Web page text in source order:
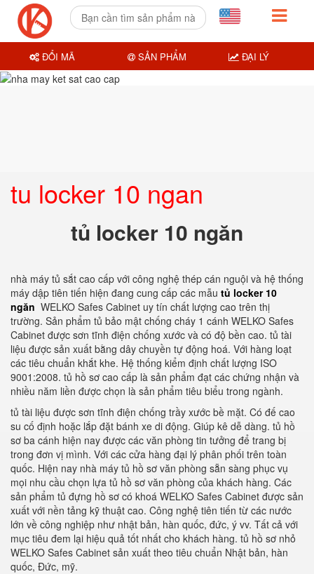
tu locker 10 ngan
tủ locker 10 ngăn
nhà máy tủ sắt cao cấp với công nghệ thép cán nguội và hệ thống
máy dập tiên tiến hiện đang cung cấp các mẫu tủ locker 10
ngăn WELKO Safes Cabinet uy tín chất lượng cao trên thị
trường. Sản phẩm tủ bảo mật chống cháy 1 cánh WELKO Safes
Cabinet được sơn tĩnh điện chống xước và có độ bền cao. tủ tài
liệu được sản xuất bằng dây chuyền tự động hoá. Với hàng loạt
các tiêu chuẩn khắt khe. Hệ thống kiểm định chất lượng ISO
9001:2008. tủ hồ sơ cao cấp là sản phẩm đạt các chứng nhận và
nhiều năm liền được chọn là sản phẩm tiêu biểu trong ngành.
tủ tài liệu được sơn tĩnh điện chống trầy xước bề mặt. Có đế cao
su cố định hoặc lắp đặt bánh xe di động. Giúp kê dễ dàng. tủ hồ
sơ ba cánh hiện nay được các văn phòng tin tưởng để trang bị
trong đơn vị mình. Với các cửa hàng đại lý phân phối trên toàn
quốc. Hiện nay nhà máy tủ hồ sơ văn phòng sẵn sàng phục vụ
mọi nhu cầu chọn lựa tủ hồ sơ văn phòng của khách hàng. Các
sản phẩm tủ đựng hồ sơ có khoá WELKO Safes Cabinet được sản
xuất với nền tảng kỹ thuật cao. Công nghệ tiên tiến từ các nước
lớn về công nghiệp như nhật bản, hàn quốc, đức, ý vv. Tất cả với
mục tiêu đem lại hiệu quả tốt nhất cho khách hàng. tủ hồ sơ nhỏ
WELKO Safes Cabinet sản xuất theo tiêu chuẩn Nhật bản, hàn
quốc, Đức, mỹ.
ĐỔI MÃ SẢN PHẨM ĐẠI LÝ